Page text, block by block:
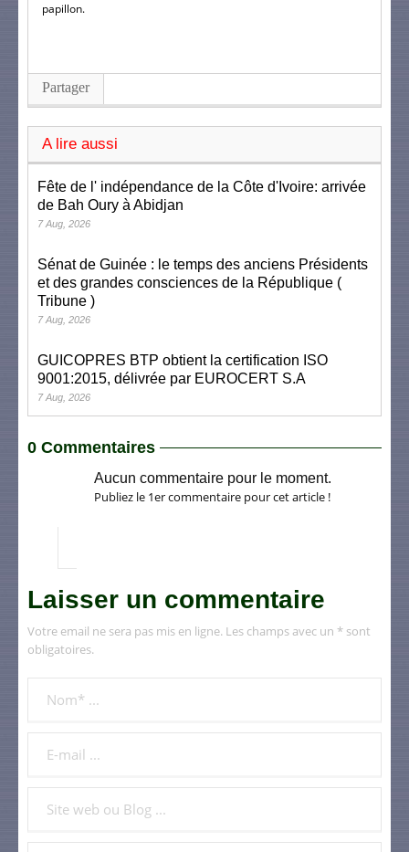
papillon.
Partager
A lire aussi
Fête de l' indépendance de la Côte d'Ivoire: arrivée
de Bah Oury à Abidjan
7 Aug, 2026
Sénat de Guinée : le temps des anciens Présidents
et des grandes consciences de la République (
Tribune )
7 Aug, 2026
GUICOPRES BTP obtient la certification ISO
9001:2015, délivrée par EUROCERT S.A
7 Aug, 2026
0 Commentaires
Aucun commentaire pour le moment.
Publiez le 1er commentaire pour cet article !
Laisser un commentaire
Votre email ne sera pas mis en ligne. Les champs avec un * sont
obligatoires.